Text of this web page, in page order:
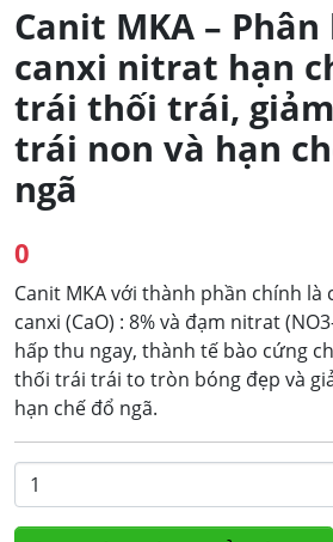
Canit MKA – Phân
canxi nitrat hạn
trái thối trái,
trái non và hạn
ngã
0
Canit MKA với thành phần chính là
canxi (CaO) : 8% và đạm nitrat
hấp thu ngay, thành tế bào cứng
thối trái trái to tròn bóng đẹp và
hạn chế đổ ngã.